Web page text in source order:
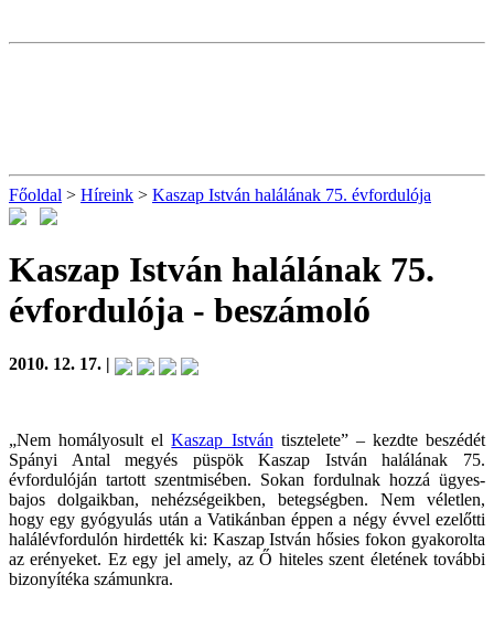
Főoldal > Híreink > Kaszap István halálának 75. évfordulója
Kaszap István halálának 75.
évfordulója - beszámoló
2010. 12. 17. |
„Nem homályosult elKaszap István tisztelete” – kezdte beszédét
Spányi Antal megyés püspök Kaszap István halálának 75.
évfordulóján tartott szentmisében. Sokan fordulnak hozzá ügyes-
bajos dolgaikban, nehézségeikben, betegségben. Nem véletlen,
hogy egy gyógyulás után a Vatikánban éppen a négy évvel ezelőtti
halálévfordulón hirdették ki: Kaszap István hősies fokon gyakorolta
az erényeket. Ez egy jel amely, az Ő hiteles szent életének további
bizonyítéka számunkra.